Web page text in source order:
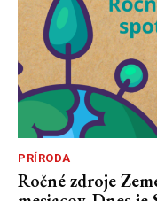
PRÍRODA
Ročné zdroje